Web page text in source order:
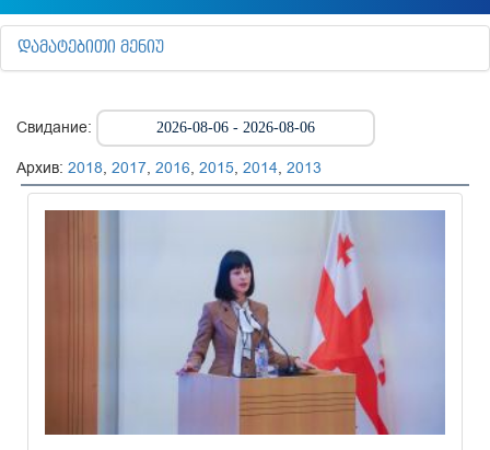
ᲓᲐᲛᲐᲢᲔᲑᲘᲗᲘ ᲛᲔᲜᲘᲣ
Свидание:
Архив: 2018, 2017, 2016, 2015, 2014, 2013